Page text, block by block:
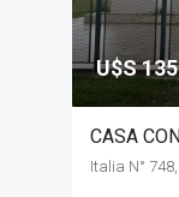
U$S
Italia N°